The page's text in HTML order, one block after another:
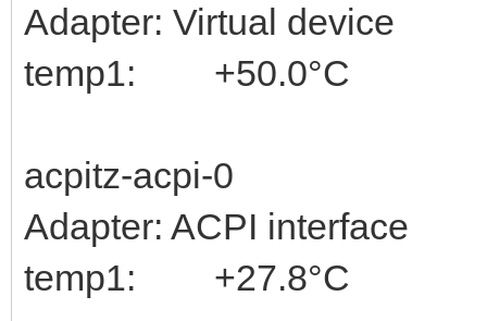
Adapter: Virtual device
temp1: +50.0°C
acpitz-acpi-0
Adapter: ACPI interface
temp1: +27.8°C